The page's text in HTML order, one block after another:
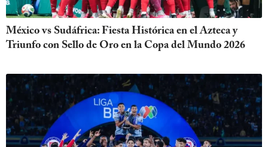
México vs Sudáfrica: Fiesta Histórica en el Azteca y
Triunfo con Sello de Oro en la Copa del Mundo 2026